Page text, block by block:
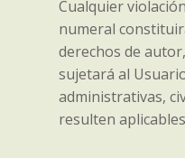
Cualquier
numeral
derechos de
sujetará al
administrativas,
resulten